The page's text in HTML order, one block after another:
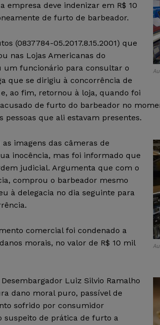
empresa deve indenizar em R$ 10
de furto de barbeador.
(0837784-05.2017.8.15.2001) que
nas Lojas Americanas do
um funcionário para consultar o
que se dirigiu à concorrência de
ao fim, retornou à loja, quando foi
de furto do barbeador no
pessoas que ali estavam presentes.
imagens das câmeras de
inocência, mas foi informado que
judicial. Argumenta que com o
comprou o barbeador mesmo
à delegacia no dia seguinte para
comercial foi condenado a
morais, no valor de R$ 10 mil
Luiz Silvio Ramalho
dano moral puro, passível de
sofrido por consumidor
suspeito de prática de furto a